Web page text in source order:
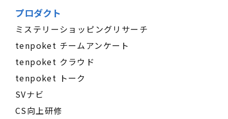
プロダクト
ミステリーショッピングリサーチ
tenpoket チームアンケート
tenpoket クラウド
tenpoket トーク
SVナビ
CS向上研修